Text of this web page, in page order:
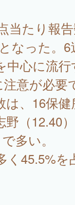
当たり報
なった。6
中心に流行
意が必要
、16保健
（12.40
多い。
く45.5%を